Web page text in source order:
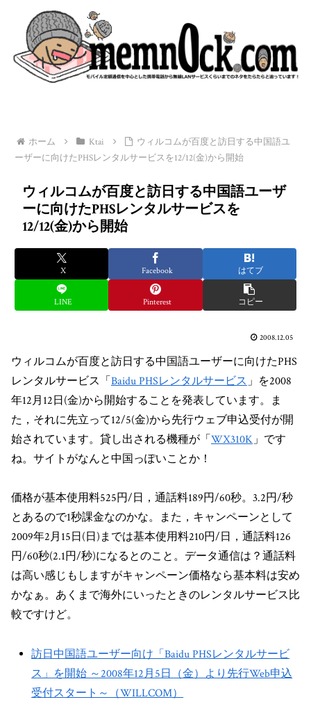
ホーム Ktai
ウィルコムが百度と訪日する中国語ユ
ーザーに向けたPHSレンタルサービスを12/12(金)から開始
ウィルコムが百度と訪日する中国語ユーザ
ーに向けたPHSレンタルサービスを
12/12(金)から開始
X Facebook はてブ
LINE Pinterest コピー
2008.12.05
ウィルコムが百度と訪日する中国語ユーザーに向けたPHS
レンタルサービス「Baidu PHSレンタルサービス」を2008
年12月12日(金)から開始することを発表しています。ま
た，それに先立って12/5(金)から先行ウェブ申込受付が開
始されています。貸し出される機種が「WX310K」です
ね。サイトがなんと中国っぽいことか！
価格が基本使用料525円/日，通話料189円/60秒。3.2円/秒
とあるので1秒課金なのかな。また，キャンペーンとして
2009年2月15日(日)までは基本使用料210円/日，通話料126
円/60秒(2.1円/秒)になるとのこと。データ通信は？通話料
は高い感じもしますがキャンペーン価格なら基本料は安め
かなぁ。あくまで海外にいったときのレンタルサービス比
較ですけど。
訪日中国語ユーザー向け「Baidu PHSレンタルサービ
ス」を開始 ～2008年12月5日（金）より先行Web申込
受付スタート～（WILLCOM）